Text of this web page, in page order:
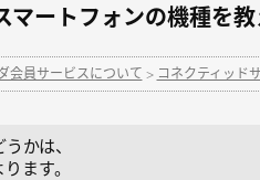
ートフォンの機種を教
会員サービスについて > コネクティッド
かは、
ます。